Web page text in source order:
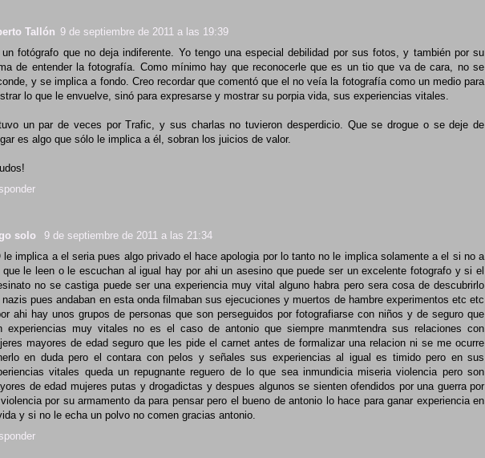
Tallón 9 de septiembre de 2011 a las 19:39
un fotógrafo que no deja indiferente. Yo tengo una especial debilidad por sus fotos, y también por su
de entender la fotografía. Como mínimo hay que reconocerle que es un tio que va de cara, no se
y se implica a fondo. Creo recordar que comentó que el no veía la fotografía como un medio para
lo que le envuelve, sinó para expresarse y mostrar su porpia vida, sus experiencias vitales.
un par de veces por Trafic, y sus charlas no tuvieron desperdicio. Que se drogue o se deje de
es algo que sólo le implica a él, sobran los juicios de valor.
solo
9 de septiembre de 2011 a las 21:34
le implica a el seria pues algo privado el hace apologia por lo tanto no le implica solamente a el si no a
que le leen o le escuchan al igual hay por ahi un asesino que puede ser un excelente fotografo y si el
no se castiga puede ser una experiencia muy vital alguno habra pero sera cosa de descubrirlo
nazis pues andaban en esta onda filmaban sus ejecuciones y muertos de hambre experimentos etc etc
ahi hay unos grupos de personas que son perseguidos por fotografiarse con niños y de seguro que
experiencias muy vitales no es el caso de antonio que siempre manmtendra sus relaciones con
mayores de edad seguro que les pide el carnet antes de formalizar una relacion ni se me ocurre
en duda pero el contara con pelos y señales sus experiencias al igual es timido pero en sus
vitales queda un repugnante reguero de lo que sea inmundicia miseria violencia pero son
de edad mujeres putas y drogadictas y despues algunos se sienten ofendidos por una guerra por
por su armamento da para pensar pero el bueno de antonio lo hace para ganar experiencia en
y si no le echa un polvo no comen gracias antonio.